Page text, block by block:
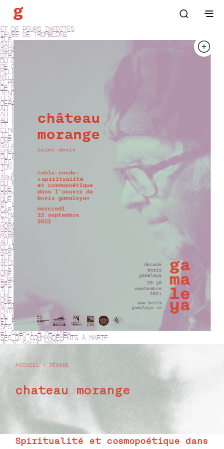
ACCUEIL / DÉCADE
chateau morange
Spiritualité et cosmopoétique dans